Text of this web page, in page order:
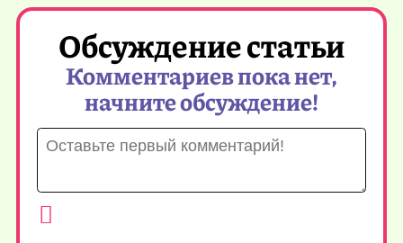
Обсуждение статьи
Комментариев пока нет,
начните обсуждение!